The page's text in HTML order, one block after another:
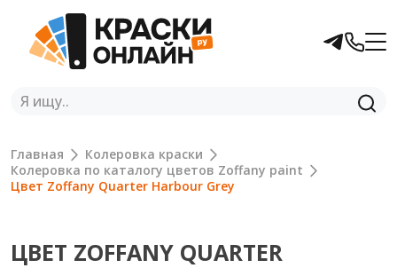
Главная
Колеровка краски
Колеровка по каталогу цветов Zoffany paint
Цвет Zoffany Quarter Harbour Grey
ЦВЕТ ZOFFANY QUARTER